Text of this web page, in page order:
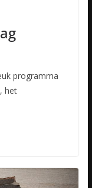
programma
het